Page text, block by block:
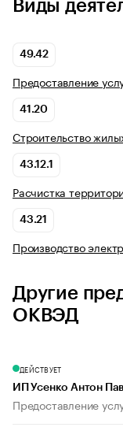
Виды
49.42
Предоставление
41.20
Строительство
43.12.1
Расчистка
43.21
Производство
Другие
ОКВЭД
ДЕЙСТВУЕТ
ИП Усенко Антон
Предоставление